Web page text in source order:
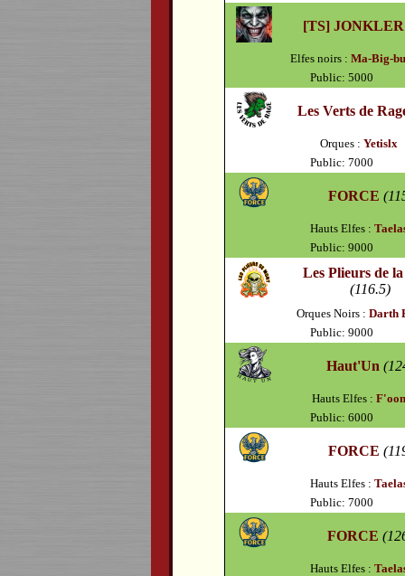
[TS] JONKLER
Elfes noirs : Ma-Big-
Public: 5000
Les Verts de
Orques :Yetislx
Public: 7000
FORCE
Hauts Elfes :
Public: 9000
Les Plieurs de
(116.5)
Orques Noirs :Darth
Public: 9000
Haut'Un
Hauts Elfes :
Public: 6000
FORCE
Hauts Elfes :
Public: 7000
FORCE
Hauts Elfes :